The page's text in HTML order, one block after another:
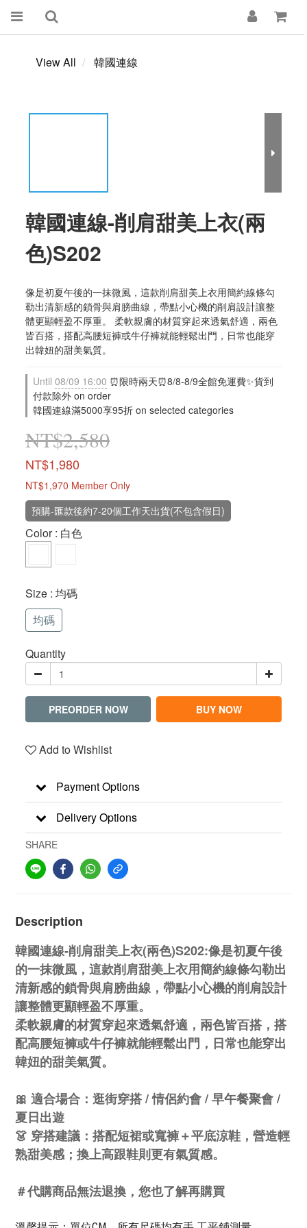
View All 韓國連線
韓國連線-削肩甜美上衣(兩
色)S202
像是初夏午後的一抹微風，這款削肩甜美上衣用簡約線條勾
勒出清新感的鎖骨與肩膀曲線，帶點小心機的削肩設計讓整
體更顯輕盈不厚重。 柔軟親膚的材質穿起來透氣舒適，兩色
皆百搭，搭配高腰短褲或牛仔褲就能輕鬆出門，日常也能穿
出韓妞的甜美氣質。
Until 08/09 16:00 ⏰限時兩天⏰8/8-8/9全館免運費✨貨到
付款除外 on order
韓國連線滿5000享95折 on selected categories
NT$2,580
NT$1,980
NT$1,970 Member Only
預購-匯款後約7-20個工作天出貨(不包含假日)
Color: 白色
Size : 均碼
均碼
Quantity
PREORDER NOW BUY NOW
Add to Wishlist
Payment Options
Delivery Options
SHARE
Description
韓國連線-削肩甜美上衣(兩色)S202:像是初夏午後
的一抹微風，這款削肩甜美上衣用簡約線條勾勒出
清新感的鎖骨與肩膀曲線，帶點小心機的削肩設計
讓整體更顯輕盈不厚重。
柔軟親膚的材質穿起來透氣舒適，兩色皆百搭，搭
配高腰短褲或牛仔褲就能輕鬆出門，日常也能穿出
韓妞的甜美氣質。
🎀 適合場合：逛街穿搭 / 情侶約會 / 早午餐聚會 /
夏日出遊
👗 穿搭建議：搭配短裙或寬褲＋平底涼鞋，營造輕
熟甜美感；換上高跟鞋則更有氣質感。
＃代購商品無法退換，您也了解再購買